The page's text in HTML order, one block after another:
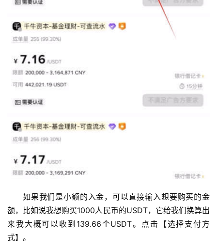
如果我们是小额的入金，可以直接输入想要购买的金
额，比如说我想购买1000人民币的USDT，它给我们换算出
来我大概可以收到139.66个USDT。点击【选择支付方
式】。